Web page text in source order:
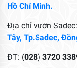
Hồ Chí Minh.
Địa chỉ vườn
Tây, Tp.Sadec,
ĐT: (028) 3720